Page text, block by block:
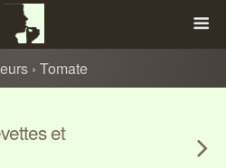
› Tomate
et